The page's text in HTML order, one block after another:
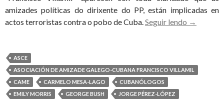
amizades políticas do dirixente do PP, están implicadas en
actos terroristas contra o pobo de Cuba.Seguir lendo UNHA
→
ASCE
ASOCIACIÓN DE AMIZADE GALEGO-CUBANA FRANCISCO VILLAMIL
CAME
CARMELO MESA-LAGO
CUBANÓLOGOS
EMILY MORRIS
GEORGE BUSH
JORGE PÉREZ-LÓPEZ